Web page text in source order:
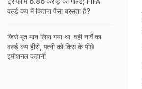
वर्ल्ड कप में कितना पैसा बरसता है?
जिसे मृत मान लिया गया था, वही नार्वे का
वर्ल्ड कप हीरो, पत्नी को किस के पीछे
इमोशनल कहानी